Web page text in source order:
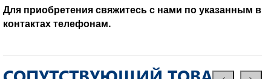
Для приобретения свяжитесь с нами по указанным в
контактах телефонам.